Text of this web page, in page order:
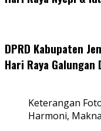
DPRD Kabupaten
Hari Raya Galungan
Keterangan
Harmoni,